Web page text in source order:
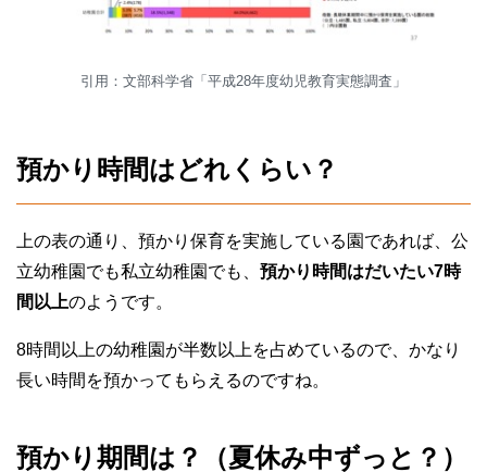
引用：文部科学省「平成28年度幼児教育実態調査」
預かり時間はどれくらい？
上の表の通り、預かり保育を実施している園であれば、公
立幼稚園でも私立幼稚園でも、 預かり時間はだいたい7時
間以上のようです。
8時間以上の幼稚園が半数以上を占めているので、かなり
長い時間を預かってもらえるのですね。
預かり期間は？（夏休み中ずっと？）